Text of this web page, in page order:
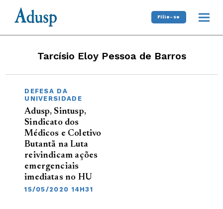
Filie-se
Tarcísio Eloy Pessoa de Barros
DEFESA DA
UNIVERSIDADE
Adusp, Sintusp,
Sindicato dos
Médicos e Coletivo
Butantã na Luta
reivindicam ações
emergenciais
imediatas no HU
15/05/2020 14H31